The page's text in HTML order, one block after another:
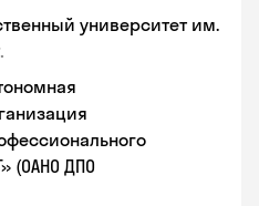
университет им.
(ОАНО ДПО